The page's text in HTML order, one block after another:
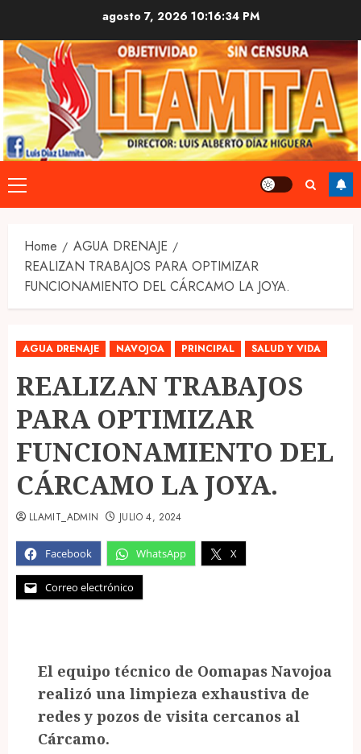
content
agosto 7, 2026 10:16:34 PM
Primary
Menu
Home
AGUA DRENAJE
REALIZAN TRABAJOS PARA OPTIMIZAR
FUNCIONAMIENTO DEL CÁRCAMO LA JOYA.
AGUA DRENAJE NAVOJOA PRINCIPAL SALUD Y VIDA
REALIZAN TRABAJOS
PARA OPTIMIZAR
FUNCIONAMIENTO DEL
CÁRCAMO LA JOYA.
Facebook WhatsApp X
Correo electrónico
LLAMIT_ADMIN JULIO 4, 2024
El equipo técnico de Oomapas Navojoa
realizó una limpieza exhaustiva de
redes y pozos de visita cercanos al
Cárcamo.